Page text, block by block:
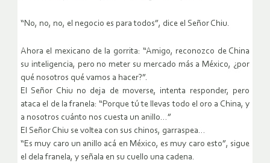
“No, no, no, el negocio es para todos”, dice el Señor Chiu.
Ahora el mexicano de la gorrita: “Amigo, reconozco de China
su inteligencia, pero no meter su mercado más a México, ¿por
qué nosotros qué vamos a hacer?”.
El Señor Chiu no deja de moverse, intenta responder, pero
ataca el de la franela: “Porque tú te llevas todo el oro a China, y
a nosotros cuánto nos cuesta un anillo…”
El Señor Chiu se voltea con sus chinos, garraspea…
“Es muy caro un anillo acá en México, es muy caro esto”, sigue
el dela franela, y señala en su cuello una cadena.